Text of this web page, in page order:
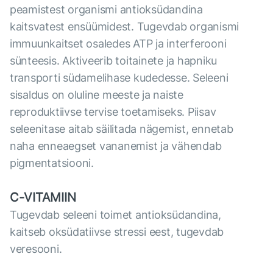
peamistest organismi antioksüdandina
kaitsvatest ensüümidest. Tugevdab organismi
immuunkaitset osaledes ATP ja interferooni
sünteesis. Aktiveerib toitainete ja hapniku
transporti südamelihase kudedesse. Seleeni
sisaldus on oluline meeste ja naiste
reproduktiivse tervise toetamiseks. Piisav
seleenitase aitab säilitada nägemist, ennetab
naha enneaegset vananemist ja vähendab
pigmentatsiooni.
С-VITAMIIN
Tugevdab seleeni toimet antioksüdandina,
kaitseb oksüdatiivse stressi eest, tugevdab
veresooni.